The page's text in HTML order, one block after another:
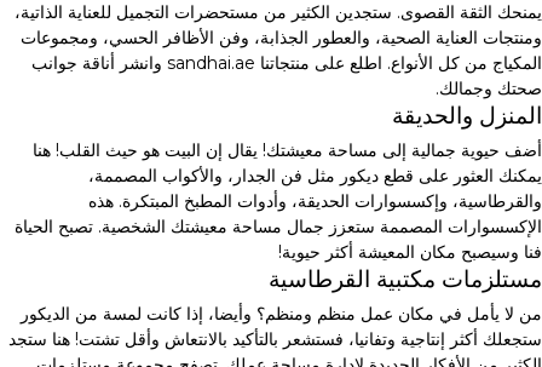
يمنحك الثقة القصوى. ستجدين الكثير من مستحضرات التجميل للعناية الذاتية،
ومنتجات العناية الصحية، والعطور الجذابة، وفن الأظافر الحسي، ومجموعات
المكياج من كل الأنواع. اطلع على منتجاتنا sandhai.ae وانشر أناقة جوانب
صحتك وجمالك.
المنزل والحديقة
أضف حيوية جمالية إلى مساحة معيشتك! يقال إن البيت هو حيث القلب! هنا
يمكنك العثور على قطع ديكور مثل فن الجدار، والأكواب المصممة،
والقرطاسية، وإكسسوارات الحديقة، وأدوات المطبخ المبتكرة. هذه
الإكسسوارات المصممة ستعزز جمال مساحة معيشتك الشخصية. تصبح الحياة
فنا وسيصبح مكان المعيشة أكثر حيوية!
مستلزمات مكتبية القرطاسية
من لا يأمل في مكان عمل منظم ومنظم؟ وأيضا، إذا كانت لمسة من الديكور
ستجعلك أكثر إنتاجية وتفانيا، فستشعر بالتأكيد بالانتعاش وأقل تشتت! هنا ستجد